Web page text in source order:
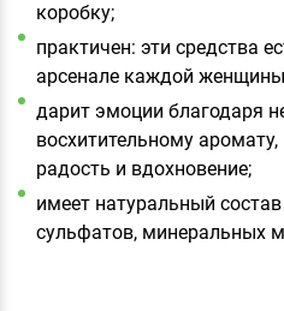
коробку;
практичен: эти средства
арсенале каждой
дарит эмоции благодаря
восхитительному
радость и вдохновение;
имеет натуральный
сульфатов, минеральных